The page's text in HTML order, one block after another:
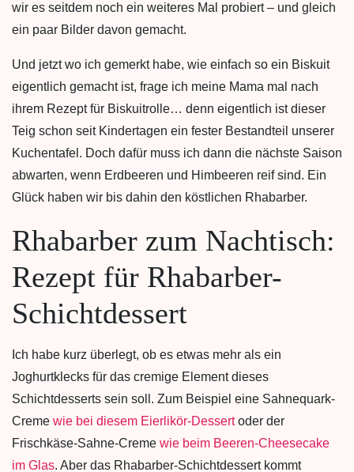
wir es seitdem noch ein weiteres Mal probiert – und gleich
ein paar Bilder davon gemacht.
Und jetzt wo ich gemerkt habe, wie einfach so ein Biskuit
eigentlich gemacht ist, frage ich meine Mama mal nach
ihrem Rezept für Biskuitrolle… denn eigentlich ist dieser
Teig schon seit Kindertagen ein fester Bestandteil unserer
Kuchentafel. Doch dafür muss ich dann die nächste Saison
abwarten, wenn Erdbeeren und Himbeeren reif sind. Ein
Glück haben wir bis dahin den köstlichen Rhabarber.
Rhabarber zum Nachtisch:
Rezept für Rhabarber-
Schichtdessert
Ich habe kurz überlegt, ob es etwas mehr als ein
Joghurtklecks für das cremige Element dieses
Schichtdesserts sein soll. Zum Beispiel eine Sahnequark-
Creme wie bei diesem Eierlikör-Dessertoder der
Frischkäse-Sahne-Creme wie beim Beeren-Cheesecake
im Glas. Aber das Rhabarber-Schichtdessert kommt